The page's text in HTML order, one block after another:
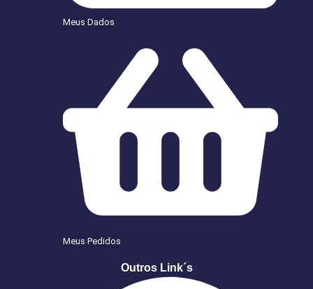
Meus Dados
Meus Pedidos
Outros Link´s